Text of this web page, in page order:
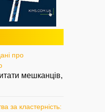
про
мешканців,
за кластерність: